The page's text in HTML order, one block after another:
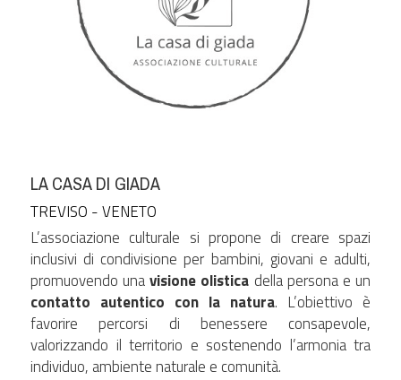
LA CASA DI GIADA
TREVISO - VENETO
L’associazione culturale si propone di creare spazi
inclusivi di condivisione per bambini, giovani e adulti,
promuovendo una visione olistica
contatto autentico con la natura. L’obiettivo è
favorire percorsi di benessere consapevole,
valorizzando il territorio e sostenendo l’armonia tra
individuo, ambiente naturale e comunità.